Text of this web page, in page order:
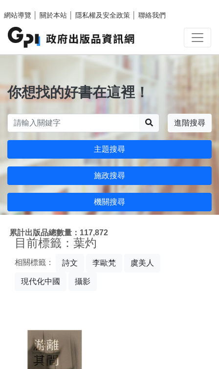
網站導覽
關於本站 隱私權及安全政策 聯絡我們
你想找的好書在這裡！
進階搜尋
主題搜尋
施政搜尋
機關搜尋
累計出版品總數量：117,872
目前標籤：葉灼
相關標籤： 詩文 李歐梵 虞美人
現代化中國 攝影